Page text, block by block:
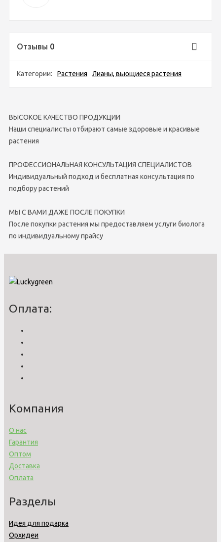
Отзывы 0
Категории: Растения Лианы, вьющиеся растения
ВЫСОКОЕ КАЧЕСТВО ПРОДУКЦИИ
Наши специалисты отбирают самые здоровые и красивые
растения
ПРОФЕССИОНАЛЬНАЯ КОНСУЛЬТАЦИЯ СПЕЦИАЛИСТОВ
Индивидуальный подход и бесплатная консультация по
подбору растений
МЫ С ВАМИ ДАЖЕ ПОСЛЕ ПОКУПКИ
После покупки растения мы предоставляем услуги биолога
по индивидуальному прайсу
Оплата:
Компания
О нас
Гарантия
Оптом
Доставка
Оплата
Разделы
Идея для подарка
Орхидеи